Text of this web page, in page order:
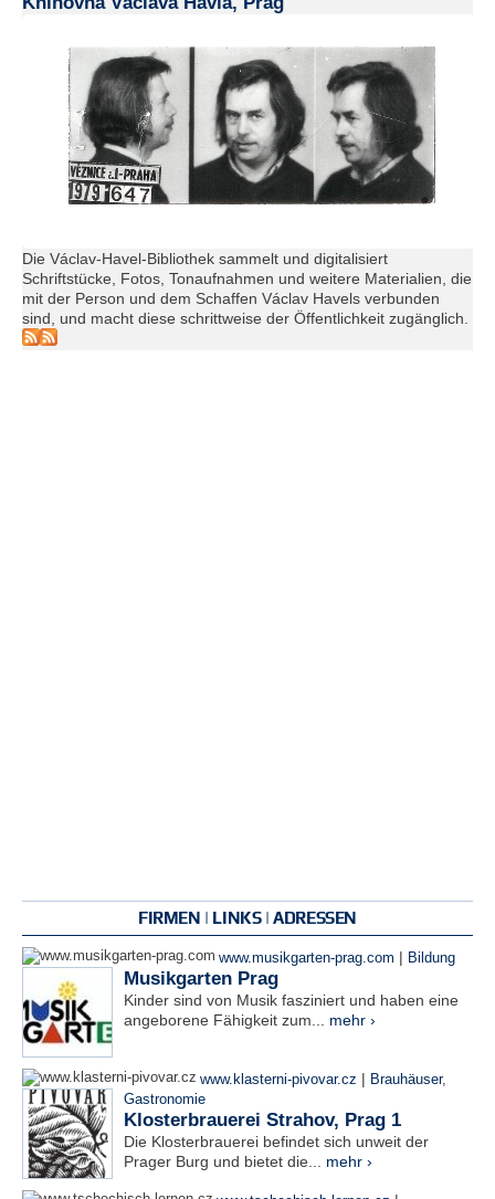
Die Václav-Havel-Bibliothek sammelt und digitalisiert
Schriftstücke, Fotos, Tonaufnahmen und weitere Materialien, die
mit der Person und dem Schaffen Václav Havels verbunden
sind, und macht diese schrittweise der Öffentlichkeit zugänglich.
FIRMEN | LINKS | ADRESSEN
www.musikgarten-prag.com | Bildung
Musikgarten Prag
Kinder sind von Musik fasziniert und haben eine
angeborene Fähigkeit zum... mehr ›
www.klasterni-pivovar.cz | Brauhäuser,
Gastronomie
Klosterbrauerei Strahov, Prag 1
Die Klosterbrauerei befindet sich unweit der
Prager Burg und bietet die... mehr ›